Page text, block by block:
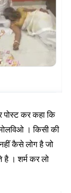
पोस्ट कर कहा कि
। किसी की
कैसे लोग है जो
है । शर्म कर लो